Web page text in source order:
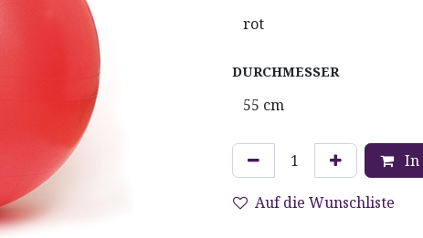
DURCHMESSER
In
Auf die Wunschliste